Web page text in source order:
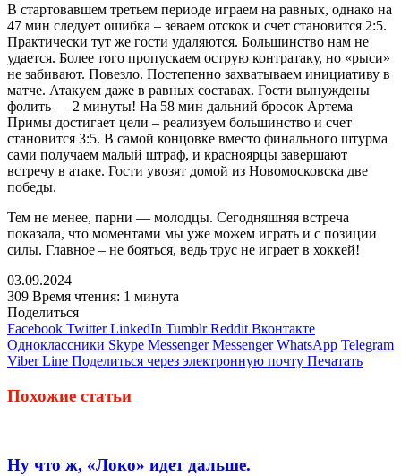
В стартовавшем третьем периоде играем на равных, однако на
47 мин следует ошибка – зеваем отскок и счет становится 2:5.
Практически тут же гости удаляются. Большинство нам не
удается. Более того пропускаем острую контратаку, но «рыси»
не забивают. Повезло. Постепенно захватываем инициативу в
матче. Атакуем даже в равных составах. Гости вынуждены
фолить — 2 минуты! На 58 мин дальний бросок Артема
Примы достигает цели – реализуем большинство и счет
становится 3:5. В самой концовке вместо финального штурма
сами получаем малый штраф, и красноярцы завершают
встречу в атаке. Гости увозят домой из Новомосковска две
победы.
Тем не менее, парни — молодцы. Сегодняшняя встреча
показала, что моментами мы уже можем играть и с позиции
силы. Главное – не бояться, ведь трус не играет в хоккей!
03.09.2024
309 Время чтения: 1 минута
Поделиться
Facebook Twitter LinkedIn Tumblr Reddit Вконтакте
Одноклассники Skype Messenger Messenger WhatsApp Telegram
Viber Line Поделиться через электронную почту Печатать
Похожие статьи
Ну что ж, «Локо» идет дальше.